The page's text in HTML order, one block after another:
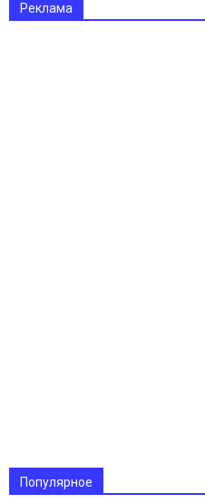
Реклама
Популярное